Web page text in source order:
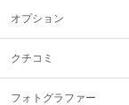
オプション
クチコミ
フォトグラファー